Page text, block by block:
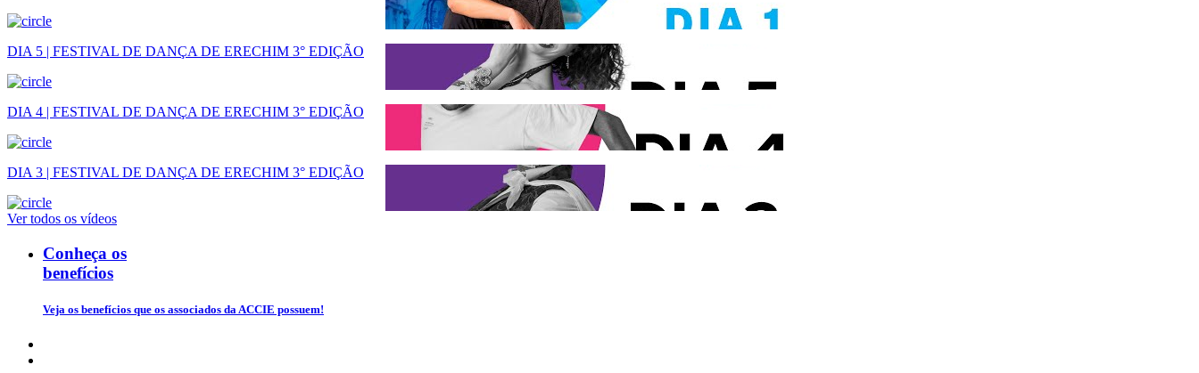
DIA 5 | FESTIVAL DE DANÇA DE ERECHIM 3° EDIÇÃO
DIA 4 | FESTIVAL DE DANÇA DE ERECHIM 3° EDIÇÃO
DIA 3 | FESTIVAL DE DANÇA DE ERECHIM 3° EDIÇÃO
Ver todos os vídeos
Conheça os
benefícios
Veja os benefícios que os associados da ACCIE possuem!